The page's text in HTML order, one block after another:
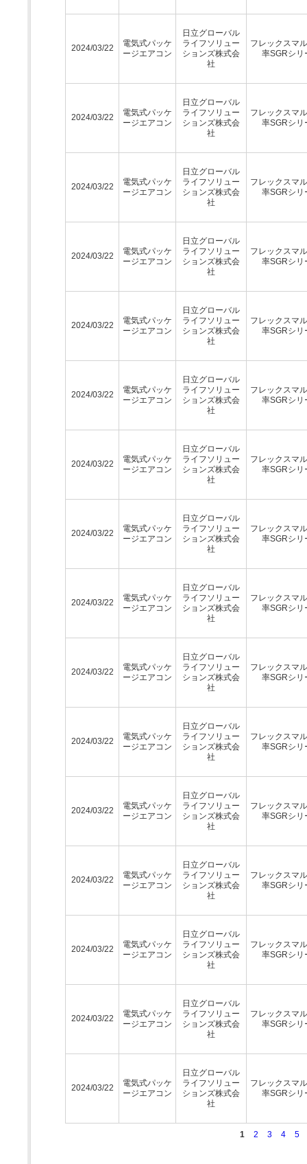
2024/03/22
電気式パッケ
ージエアコン
日立グローバル
ライフソリュー
ションズ株式会
社
フレックスマ
率SGRシリ
2024/03/22
電気式パッケ
ージエアコン
日立グローバル
ライフソリュー
ションズ株式会
社
フレックスマ
率SGRシリ
2024/03/22
電気式パッケ
ージエアコン
日立グローバル
ライフソリュー
ションズ株式会
社
フレックスマ
率SGRシリ
2024/03/22
電気式パッケ
ージエアコン
日立グローバル
ライフソリュー
ションズ株式会
社
フレックスマ
率SGRシリ
2024/03/22
電気式パッケ
ージエアコン
日立グローバル
ライフソリュー
ションズ株式会
社
フレックスマ
率SGRシリ
2024/03/22
電気式パッケ
ージエアコン
日立グローバル
ライフソリュー
ションズ株式会
社
フレックスマ
率SGRシリ
2024/03/22
電気式パッケ
ージエアコン
日立グローバル
ライフソリュー
ションズ株式会
社
フレックスマ
率SGRシリ
2024/03/22
電気式パッケ
ージエアコン
日立グローバル
ライフソリュー
ションズ株式会
社
フレックスマ
率SGRシリ
2024/03/22
電気式パッケ
ージエアコン
日立グローバル
ライフソリュー
ションズ株式会
社
フレックスマ
率SGRシリ
2024/03/22
電気式パッケ
ージエアコン
日立グローバル
ライフソリュー
ションズ株式会
社
フレックスマ
率SGRシリ
2024/03/22
電気式パッケ
ージエアコン
日立グローバル
ライフソリュー
ションズ株式会
社
フレックスマ
率SGRシリ
2024/03/22
電気式パッケ
ージエアコン
日立グローバル
ライフソリュー
ションズ株式会
社
フレックスマ
率SGRシリ
2024/03/22
電気式パッケ
ージエアコン
日立グローバル
ライフソリュー
ションズ株式会
社
フレックスマ
率SGRシリ
2024/03/22
電気式パッケ
ージエアコン
日立グローバル
ライフソリュー
ションズ株式会
社
フレックスマ
率SGRシリ
2024/03/22
電気式パッケ
ージエアコン
日立グローバル
ライフソリュー
ションズ株式会
社
フレックスマ
率SGRシリ
2024/03/22
電気式パッケ
ージエアコン
日立グローバル
ライフソリュー
ションズ株式会
社
フレックスマ
率SGRシリ
1 2 3 4 5